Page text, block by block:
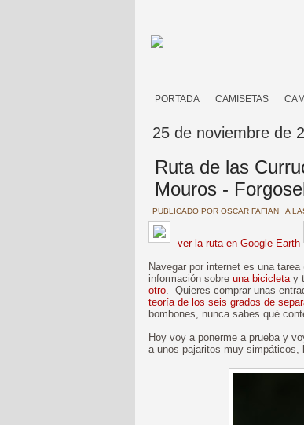
PORTADA CAMISETAS
25 de noviembre de
Ruta de las
Mouros -
PUBLICADO POR OSCAR FAFIAN A
ver la ruta en Google Earth
Navegar por internet es una
información sobre una bicicletay
otro. Quieres comprar unas
teoría de los seis grados de
bombones, nunca sabes qué
Hoy voy a ponerme a prueba y
a unos pajaritos muy simpáticos,